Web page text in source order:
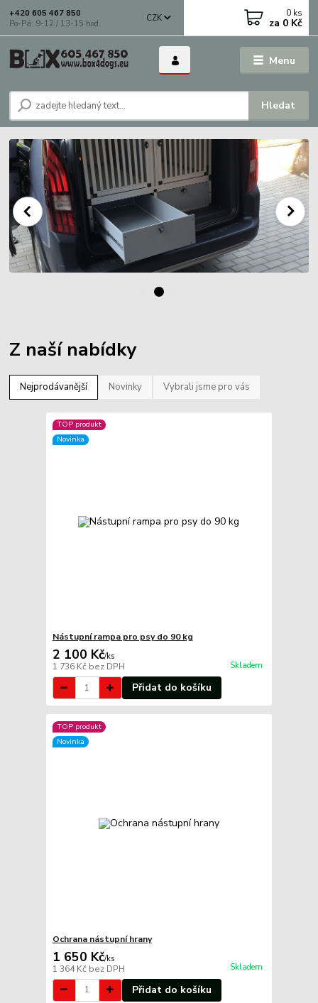
Menu
CZK
Hledat
+420 605 467 850
Po-Pá: 9-12 / 13-15 hod.
0 ks
za 0 Kč
Z naší nabídky
Nejprodávanější Novinky Vybrali jsme pro vás
TOP produkt
Novinka
Nástupní rampa pro psy do 90 kg
2 100 Kč/ks
1 736 Kč bez DPH Skladem
Přidat do košíku
TOP produkt
Novinka
Ochrana nástupní hrany
1 650 Kč/ks
1 364 Kč bez DPH Skladem
Přidat do košíku